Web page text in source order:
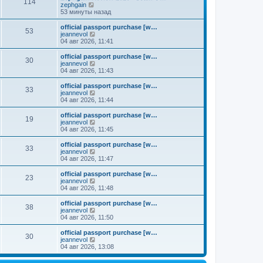
у
с
о
б
щ
е
н
и
н
е
с
о
щ
е
о
с
л
д
н
е
у
с
о
б
щ
е
н
и
114
zephgain
е
р
е
й
и
п
о
с
е
д
н
е
м
у
с
о
о
б
щ
е
н
и
ю
53 минуты назад
53
official passport purchase [w…
jeannevol
е
р
е
й
т
п
о
с
е
н
е
м
с
о
о
щ
е
н
ю
04 авг 2026, 11:41
30
official passport purchase [w…
jeannevol
е
р
е
й
т
п
о
с
е
н
е
м
с
о
о
щ
е
н
ю
04 авг 2026, 11:43
33
official passport purchase [w…
jeannevol
е
р
е
й
т
п
о
с
е
н
е
м
с
о
о
щ
е
н
04 авг 2026, 11:44
19
official passport purchase [w…
jeannevol
е
р
е
й
т
п
о
с
е
н
е
м
с
о
04 авг 2026, 11:45
33
official passport purchase [w…
jeannevol
е
р
е
й
т
п
о
с
е
н
е
04 авг 2026, 11:47
23
official passport purchase [w…
jeannevol
е
р
е
й
т
п
о
с
л
04 авг 2026, 11:48
38
official passport purchase [w…
jeannevol
е
р
е
й
т
к
04 авг 2026, 11:50
30
official passport purchase [w…
jeannevol
е
р
е
04 авг 2026, 13:08